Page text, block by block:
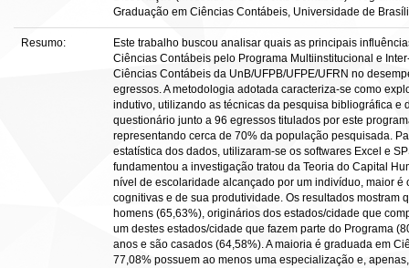
Graduação em Ciências Contábeis, Universidade de
Resumo:
Este trabalho buscou analisar quais as principais
Ciências Contábeis pelo Programa Multiinstitucional e
Ciências Contábeis da UnB/UFPB/UFPE/UFRN no
egressos. A metodologia adotada caracteriza-se como
indutivo, utilizando as técnicas da pesquisa bibliográfica e
questionário junto a 96 egressos titulados por este
representando cerca de 70% da população pesquisada.
estatística dos dados, utilizaram-se os softwares Excel e
fundamentou a investigação tratou da Teoria do Capital
nível de escolaridade alcançado por um indivíduo, maior
cognitivas e de sua produtividade. Os resultados mostram
homens (65,63%), originários dos estados/cidade que
um destes estados/cidade que fazem parte do Programa
anos e são casados (64,58%). A maioria é graduada em
77,08% possuem ao menos uma especialização e,